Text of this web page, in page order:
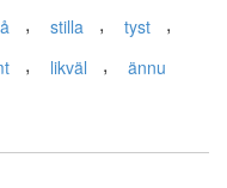
, stilla , tyst ,
, likväl , ännu